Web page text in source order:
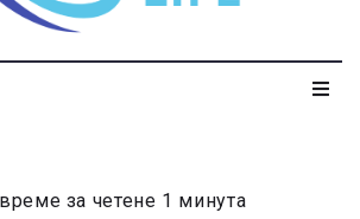
за четене 1 минута